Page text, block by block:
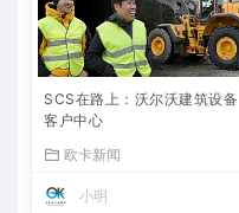
SCS在路上：沃尔沃建筑设备
客户中心
欧卡新闻
小明